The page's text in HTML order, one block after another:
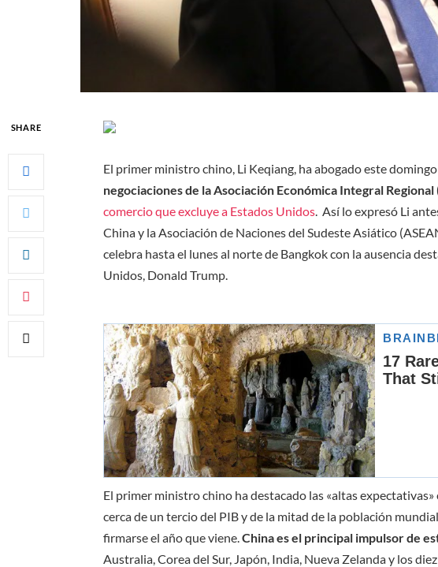
SHARE
El primer ministro chino, Li Keqiang, ha abogado este
negociaciones de la Asociación Económica Integral Regional
comercio que excluye a Estados Unidos. Así lo expresó Li
China y la Asociación de Naciones del Sudeste Asiático
celebra hasta el lunes al norte de Bangkok con la ausencia
Unidos, Donald Trump.
El primer ministro chino ha destacado las «altas expectativas»
cerca de un tercio del PIB y de la mitad de la población
firmarse el año que viene.China es el principal impulsor de
Australia, Corea del Sur, Japón, India, Nueva Zelanda y los